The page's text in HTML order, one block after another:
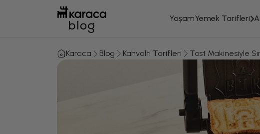
YaşamYemek Tarifleri
Karaca Blog Kahvaltı Tarifleri Tost Makinesiyle